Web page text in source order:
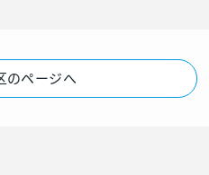
のページへ